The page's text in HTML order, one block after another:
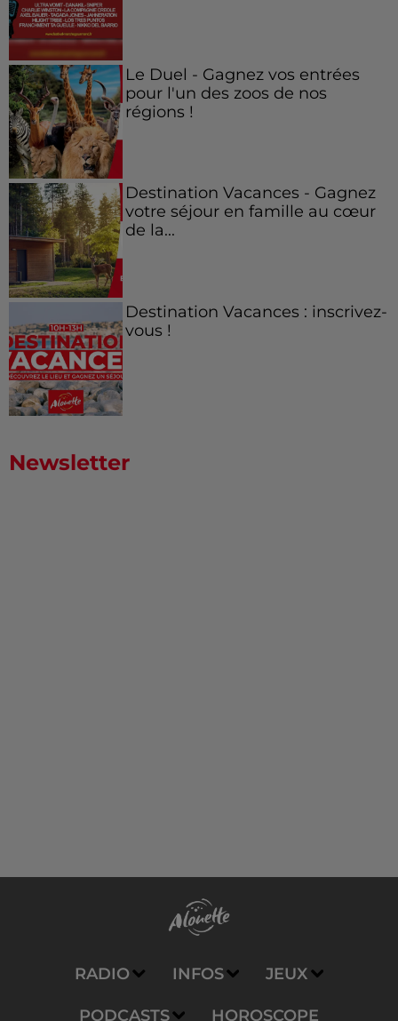
Le Duel - Gagnez vos entrées
pour l'un des zoos de nos
régions !
Destination Vacances - Gagnez
votre séjour en famille au cœur
de la...
Destination Vacances : inscrivez-
vous !
Newsletter
RADIO INFOS JEUX
PODCASTS HOROSCOPE